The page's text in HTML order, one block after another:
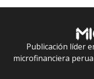
Publicación líder
microfinanciera